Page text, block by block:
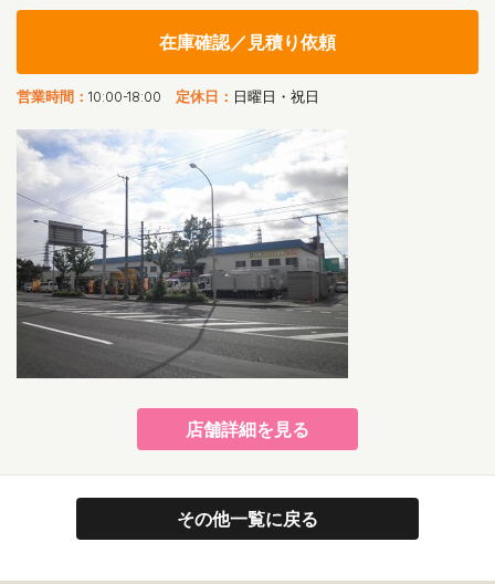
在庫確認／見積り依頼
営業時間： 10:00-18:00 定休日： 日曜日・祝日
店舗詳細を見る
その他一覧に戻る